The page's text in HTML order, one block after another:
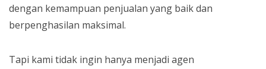
dengan kemampuan penjualan yang baik dan
berpenghasilan maksimal.
Tapi kami tidak ingin hanya menjadi agen